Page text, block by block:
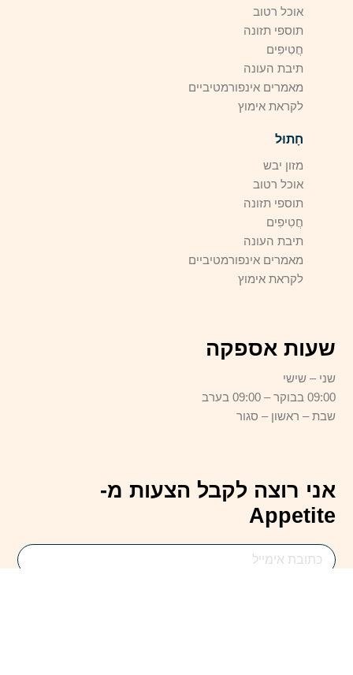
אוכל רטוב
תוספי תזונה
חֲטִיפִים
תיבת העונה
מאמרים אינפורמטיביים
לקראת אימוץ
חָתוּל
מזון יבש
אוכל רטוב
תוספי תזונה
חֲטִיפִים
תיבת העונה
מאמרים אינפורמטיביים
לקראת אימוץ
שעות אספקה
שני – שישי
09:00 בבוקר – 09:00 בערב
שבת – ראשון – סגור
אני רוצה לקבל הצעות מ-
Appetite
Email
Address